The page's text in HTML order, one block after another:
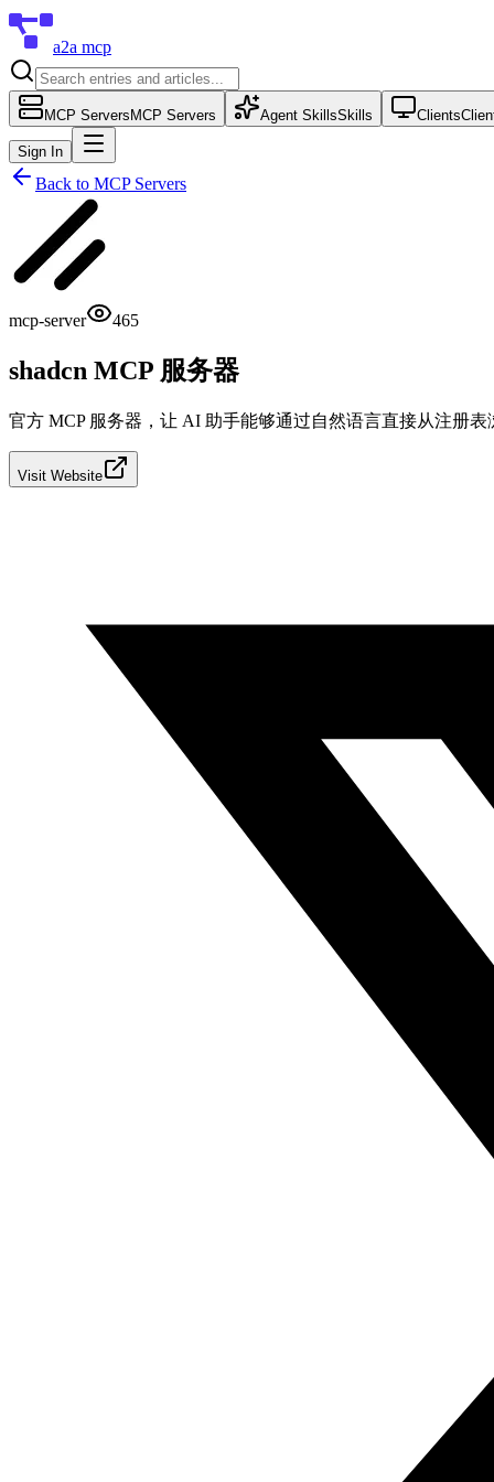
a2a mcp
MCP Servers MCP Servers Agent SkillsSkills Clients
Sign In
Back to MCP Servers
mcp-server 465
shadcn MCP 服务器
官方 MCP 服务器，让 AI 助手能够通过自然语言直接从注册
Visit Website